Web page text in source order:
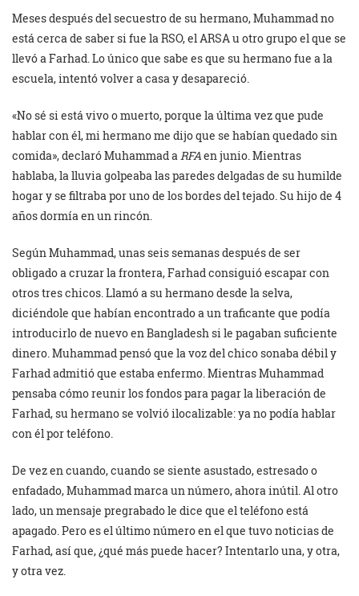
Meses después del secuestro de su hermano, Muhammad no
está cerca de saber si fue la RSO, el ARSA u otro grupo el que se
llevó a Farhad. Lo único que sabe es que su hermano fue a la
escuela, intentó volver a casa y desapareció.
«No sé si está vivo o muerto, porque la última vez que pude
hablar con él, mi hermano me dijo que se habían quedado sin
comida», declaró Muhammad a RFAen junio. Mientras
hablaba, la lluvia golpeaba las paredes delgadas de su humilde
hogar y se filtraba por uno de los bordes del tejado. Su hijo de 4
años dormía en un rincón.
Según Muhammad, unas seis semanas después de ser
obligado a cruzar la frontera, Farhad consiguió escapar con
otros tres chicos. Llamó a su hermano desde la selva,
diciéndole que habían encontrado a un traficante que podía
introducirlo de nuevo en Bangladesh si le pagaban suficiente
dinero. Muhammad pensó que la voz del chico sonaba débil y
Farhad admitió que estaba enfermo. Mientras Muhammad
pensaba cómo reunir los fondos para pagar la liberación de
Farhad, su hermano se volvió ilocalizable: ya no podía hablar
con él por teléfono.
De vez en cuando, cuando se siente asustado, estresado o
enfadado, Muhammad marca un número, ahora inútil. Al otro
lado, un mensaje pregrabado le dice que el teléfono está
apagado. Pero es el último número en el que tuvo noticias de
Farhad, así que, ¿qué más puede hacer? Intentarlo una, y otra,
y otra vez.